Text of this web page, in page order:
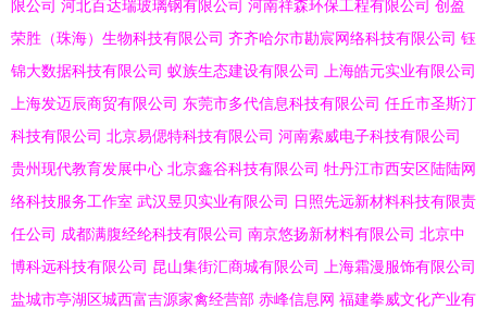
限公司 河北百达瑞玻璃钢有限公司 河南祥森环保工程有限公司 创盈
荣胜（珠海）生物科技有限公司 齐齐哈尔市勘宸网络科技有限公司 钰
锦大数据科技有限公司 蚁族生态建设有限公司
上海皓元实业有限公司
上海发迈辰商贸有限公司 东莞市多代信息科技有限公司 任丘市圣斯汀
科技有限公司 北京易偲特科技有限公司 河南索威电子科技有限公司
贵州现代教育发展中心 北京鑫谷科技有限公司 牡丹江市西安区陆陆网
络科技服务工作室 武汉昱贝实业有限公司 日照先远新材料科技有限责
任公司 成都满腹经纶科技有限公司 南京悠扬新材料有限公司 北京中
博科远科技有限公司 昆山集街汇商城有限公司
上海霜漫服饰有限公司
盐城市亭湖区城西富吉源家禽经营部 赤峰信息网 福建拳威文化产业有